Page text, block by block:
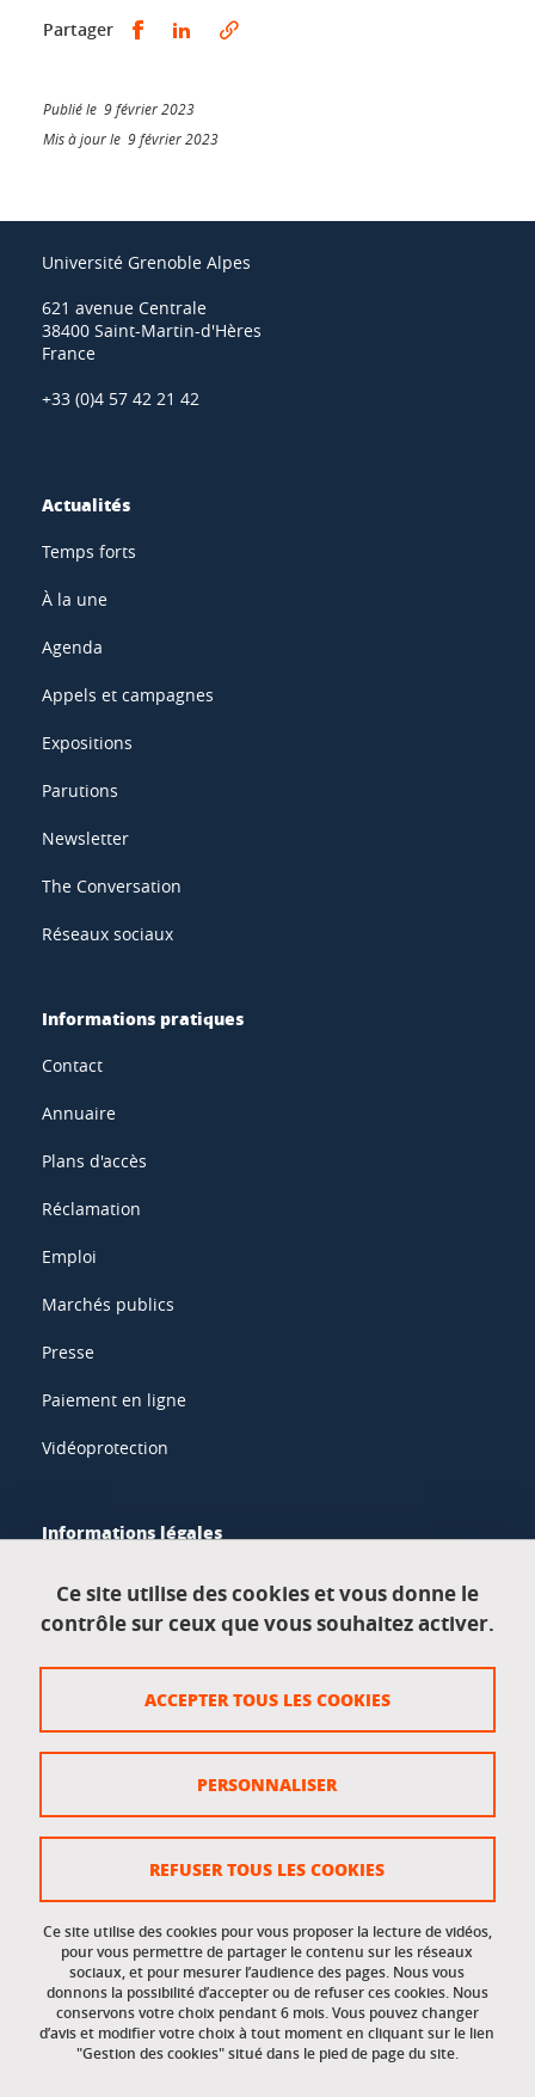
Partager Partager sur Facebook
Partager sur LinkedIn
Publié le 9 février 2023
Mis à jour le 9 février 2023
Université Grenoble Alpes
621 avenue Centrale
38400 Saint-Martin-d'Hères
France
+33 (0)4 57 42 21 42
Actualités
Temps forts
À la une
Agenda
Appels et campagnes
Expositions
Parutions
Newsletter
The Conversation
Réseaux sociaux
Informations pratiques
Contact
Annuaire
Plans d'accès
Réclamation
Emploi
Marchés publics
Presse
Paiement en ligne
Vidéoprotection
Informations légales
Données personnelles
Crédits
Gestion des cookies
Accessibilité : non conforme
Accès réservés
Intranet des étudiants et des personnels
Ce site utilise des cookies et vous donne le
contrôle sur ceux que vous souhaitez activer.
Ce site utilise des cookies pour vous proposer la lecture de vidéos,
pour vous permettre de partager le contenu sur les réseaux
sociaux, et pour mesurer l’audience des pages. Nous vous
donnons la possibilité d’accepter ou de refuser ces cookies. Nous
conservons votre choix pendant 6 mois. Vous pouvez changer
d’avis et modifier votre choix à tout moment en cliquant sur le lien
"Gestion des cookies" situé dans le pied de page du site.
ACCEPTER TOUS LES COOKIES
REFUSER TOUS LES COOKIES
PERSONNALISER